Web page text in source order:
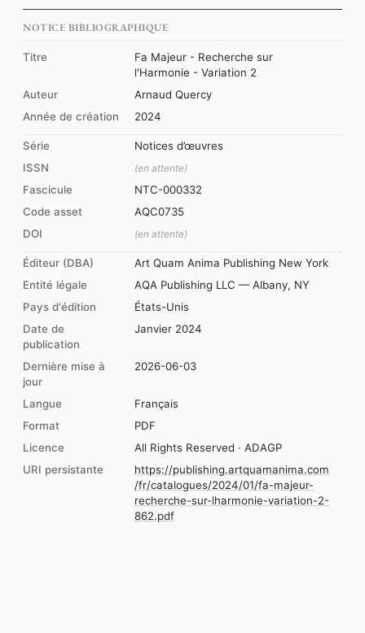
NOTICE BIBLIOGRAPHIQUE
Titre
Fa Majeur - Recherche sur
l'Harmonie - Variation 2
Auteur
Arnaud Quercy
Année de création
2024
Série
Notices d’œuvres
ISSN
(en attente)
Fascicule
NTC-000332
Code asset
AQC0735
DOI
(en attente)
Éditeur (DBA)
Art Quam Anima Publishing New York
Entité légale
AQA Publishing LLC — Albany, NY
Pays d'édition
États-Unis
Date de
publication
Janvier 2024
Dernière mise à
jour
2026-06-03
Langue
Français
Format
PDF
Licence
All Rights Reserved · ADAGP
URI persistante
https://publishing.artquamanima.com
/fr/catalogues/2024/01/fa-majeur-
recherche-sur-lharmonie-variation-2-
862.pdf